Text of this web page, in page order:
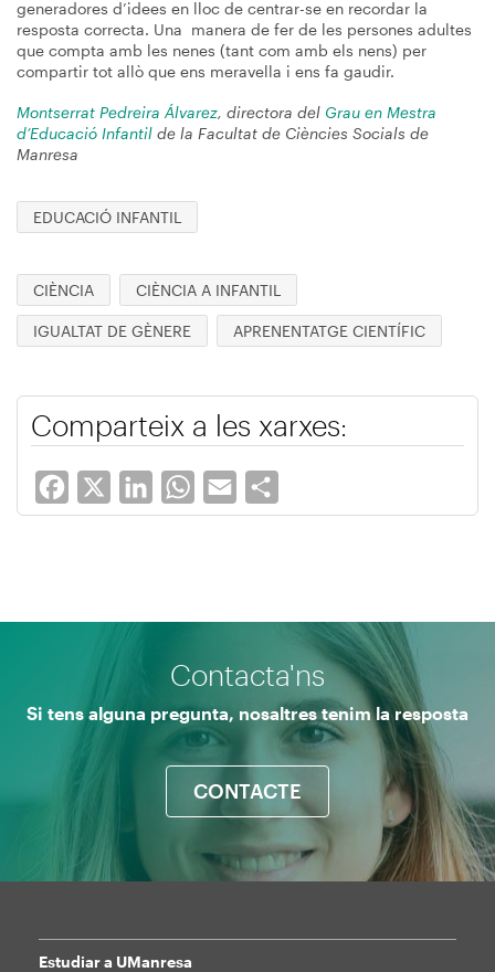
generadores d’idees en lloc de centrar-se en recordar la
resposta correcta. Una manera de fer de les persones adultes
que compta amb les nenes (tant com amb els nens) per
compartir tot allò que ens meravella i ens fa gaudir.
Montserrat Pedreira Álvarez, directora del Grau en Mestra
d’Educació Infantil de la Facultat de Ciències Socials de
Manresa
EDUCACIÓ INFANTIL
CIÈNCIA CIÈNCIA A INFANTIL
IGUALTAT DE GÈNERE APRENENTATGE CIENTÍFIC
Comparteix a les xarxes:
Facebook LinkedInWhatsApp
Email
Contacta'ns
Si tens alguna pregunta, nosaltres tenim la resposta
CONTACTE
Estudiar a UManresa